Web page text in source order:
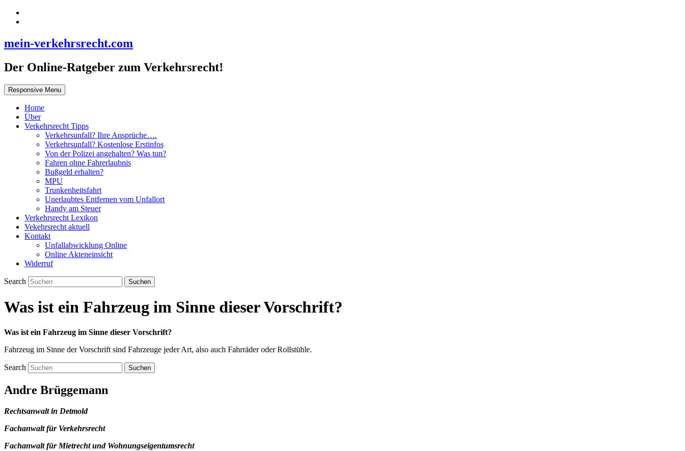
mein-verkehrsrecht.com
Der Online-Ratgeber zum Verkehrsrecht!
Responsive Menu
Home
Über
Verkehrsrecht Tipps
Verkehrsunfall? Ihre Ansprüche….
Verkehrsunfall? Kostenlose Erstinfos
Von der Polizei angehalten? Was tun?
Fahren ohne Fahrerlaubnis
Bußgeld erhalten?
MPU
Trunkenheitsfahrt
Unerlaubtes Entfernen vom Unfallort
Handy am Steuer
Verkehrsrecht Lexikon
Vekehrsrecht aktuell
Kontakt
Unfallabwicklung Online
Online Akteneinsicht
Widerruf
Search
Was ist ein Fahrzeug im Sinne dieser Vorschrift?
Was ist ein Fahrzeug im Sinne dieser Vorschrift?
Fahrzeug im Sinne der Vorschrift sind Fahrzeuge jeder Art, also auch Fahrräder oder Rollstühle.
Search
Andre Brüggemann
Rechtsanwalt in Detmold
Fachanwalt für Verkehrsrecht
Fachanwalt für Mietrecht und Wohnungseigentumsrecht